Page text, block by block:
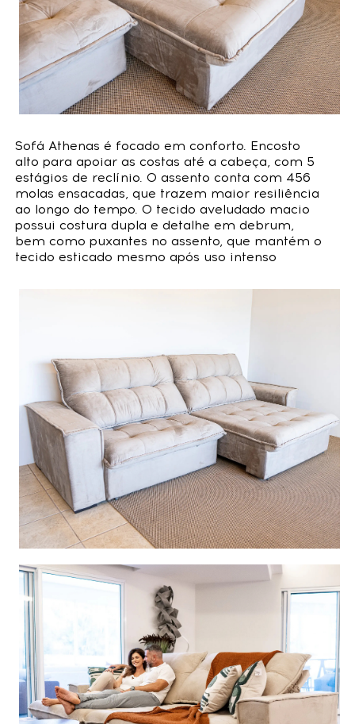
Sofá Athenas é focado em conforto. Encosto
alto para apoiar as costas até a cabeça, com 5
estágios de reclínio. O assento conta com 456
molas ensacadas, que trazem maior resiliência
ao longo do tempo. O tecido aveludado macio
possui costura dupla e detalhe em debrum,
bem como puxantes no assento, que mantém o
tecido esticado mesmo após uso intenso